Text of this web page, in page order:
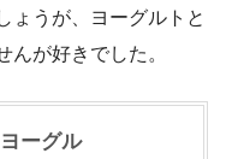
ょうが、ヨーグルトと
んが好きでした。
ーグル